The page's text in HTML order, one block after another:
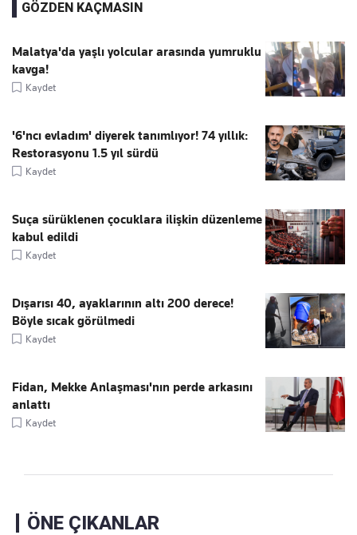
GÖZDEN KAÇMASIN
Malatya'da yaşlı yolcular arasında yumruklu
kavga!
Kaydet
'6'ncı evladım' diyerek tanımlıyor! 74 yıllık:
Restorasyonu 1.5 yıl sürdü
Kaydet
Suça sürüklenen çocuklara ilişkin düzenleme
kabul edildi
Kaydet
Dışarısı 40, ayaklarının altı 200 derece!
Böyle sıcak görülmedi
Kaydet
Fidan, Mekke Anlaşması'nın perde arkasını
anlattı
Kaydet
ÖNE ÇIKANLAR